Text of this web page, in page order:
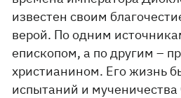
известен своим
верой. По одним
епископом, а по другим –
христианином. Его жизнь
испытаний и мученичества